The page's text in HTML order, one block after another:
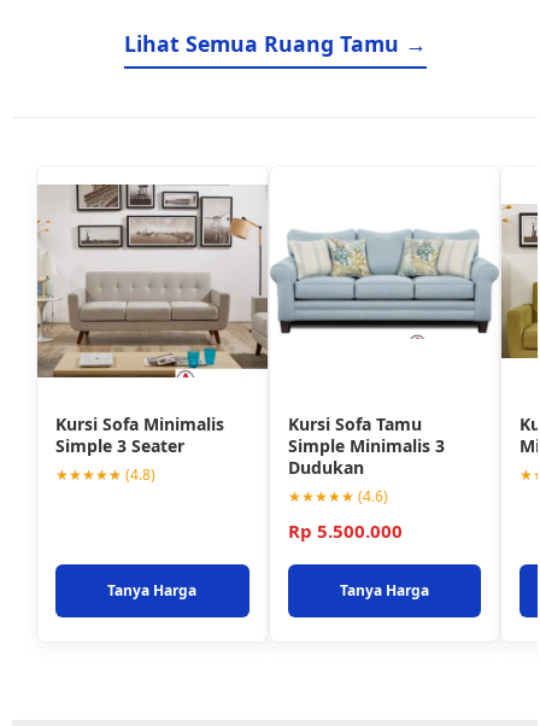
Lihat Semua Ruang Tamu →
Kursi Sofa Minimalis
Simple 3 Seater
★★★★★ (4.8)
Tanya Harga
Kursi Sofa Tamu
Simple Minimalis 3
Dudukan
★★★★★ (4.6)
Rp 5.500.000
Tanya Harga